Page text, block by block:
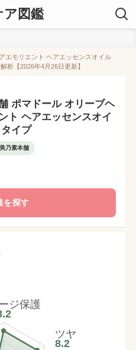
ア図鑑
エモリエント ヘアエッセンスオイル
析【2026年4月26日更新】
ポマドール オリーブヘ
ト ヘアエッセンスオイ
イプ
乃素本舗
を探す
ジ保護
ツヤ
8.2